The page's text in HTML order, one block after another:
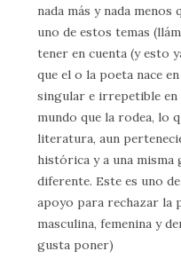
nada más y nada menos
uno de estos temas
tener en cuenta (y esto
que el o la poeta nace
singular e irrepetible en
mundo que la rodea, lo
literatura, aun
histórica y a una misma
diferente. Este es uno
apoyo para rechazar la
masculina, femenina y
gusta poner)